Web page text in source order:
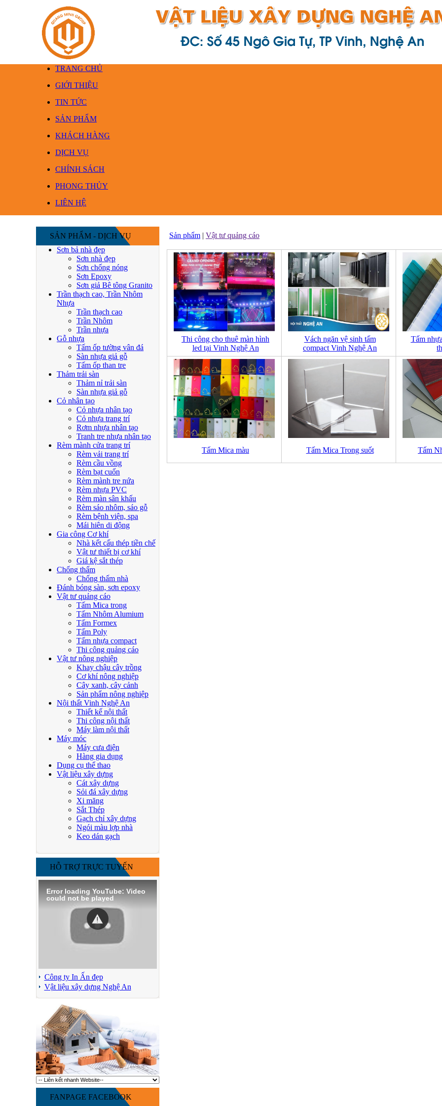
TRANG CHỦ
GIỚI THIỆU
TIN TỨC
SẢN PHẨM
KHÁCH HÀNG
DỊCH VỤ
CHÍNH SÁCH
PHONG THỦY
LIÊN HỆ
SẢN PHẨM - DỊCH VỤ
Sơn bả nhà đẹp
Sơn nhà đẹp
Sơn chống nóng
Sơn Epoxy
Sơn giả Bê tông Granito
Trần thạch cao, Trần Nhôm
Nhựa
Trần thạch cao
Trần Nhôm
Trần nhựa
Gỗ nhựa
Tấm ốp tường vân đá
Sàn nhựa giả gỗ
Tấm ốp than tre
Thảm trải sàn
Thảm nỉ trải sàn
Sàn nhựa giả gỗ
Cỏ nhân tạo
Cỏ nhựa nhân tạo
Cỏ nhựa trang trí
Rơm nhựa nhân tạo
Tranh tre nhựa nhân tạo
Rèm mành cửa trang trí
Rèm vải trang trí
Rèm cầu vồng
Rèm bạt cuốn
Rèm mành tre nứa
Rèm nhựa PVC
Rèm màn sân khấu
Rèm sáo nhôm, sáo gỗ
Rèm bệnh viện, spa
Mái hiên di động
Gia công Cơ khí
Nhà kết cấu thép tiền chế
Vật tư thiết bị cơ khí
Giá kệ sắt thép
Chống thấm
Chống thấm nhà
Đánh bóng sàn, sơn epoxy
Vật tư quảng cáo
Tấm Mica trong
Tấm Nhôm Alumium
Tấm Formex
Tấm Poly
Tấm nhựa compact
Thi công quảng cáo
Vật tư nông nghiệp
Khay chậu cây trồng
Cơ khí nông nghiệp
Cây xanh, cây cảnh
Sản phẩm nông nghiệp
Nội thất Vinh Nghệ An
Thiết kế nội thất
Thi công nội thất
Máy làm nội thất
Máy móc
Máy cưa điện
Hàng gia dụng
Dụng cụ thể thao
Vật liệu xây dựng
Cát xây dựng
Sỏi đá xây dựng
Xi măng
Sắt Thép
Gạch chỉ xây dựng
Ngói màu lợp nhà
Keo dán gạch
HỖ TRỢ TRỰC TUYẾN
Error loading YouTube: Video
could not be played
Công ty In Ấn đẹp
Vật liệu xây dựng Nghệ An
FANPAGE FACEBOOK
Sản phẩm | Vật tư quảng cáo
Thi công cho thuê màn hình
led tại Vinh Nghệ An
Vách ngăn vệ sinh tấm
compact Vinh Nghệ An
Tấm
Tấm Mica màu Tấm Mica Trong suốt Tấm